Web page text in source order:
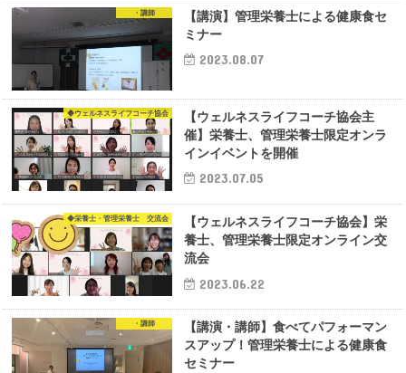
・講師
【講演】管理栄養士による健康食セ
ミナー
2023.08.07
◆ウェルネスライフコーチ協会
【ウェルネスライフコーチ協会主
催】栄養士、管理栄養士限定オンラ
インイベントを開催
2023.07.05
◆栄養士・管理栄養士 交流会
【ウェルネスライフコーチ協会】栄
養士、管理栄養士限定オンライン交
流会
2023.06.22
・講師
【講演・講師】食べてパフォーマン
スアップ！管理栄養士による健康食
セミナー